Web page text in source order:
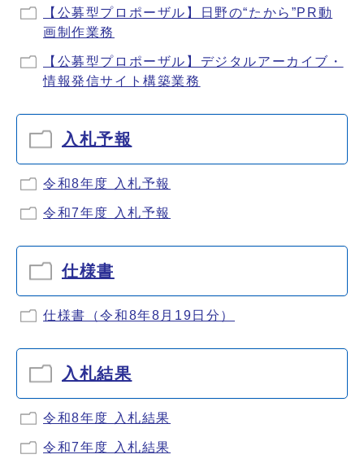
【公募型プロポーザル】日野の“たから”PR動
画制作業務
【公募型プロポーザル】デジタルアーカイブ・
情報発信サイト構築業務
入札予報
令和8年度 入札予報
令和7年度 入札予報
仕様書
仕様書（令和8年8月19日分）
入札結果
令和8年度 入札結果
令和7年度 入札結果